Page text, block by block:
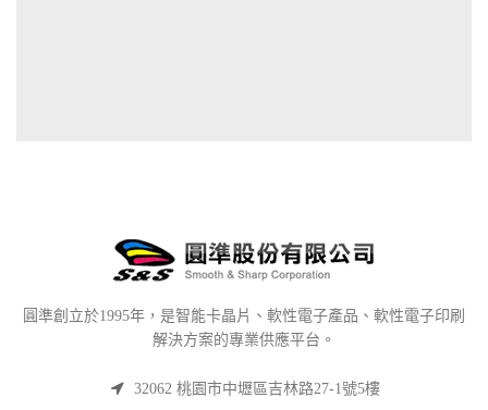
圓準創立於1995年，是智能卡晶片、軟性電子產品、軟性電子印刷
解決方案的專業供應平台。
32062 桃園市中壢區吉林路27-1號5樓